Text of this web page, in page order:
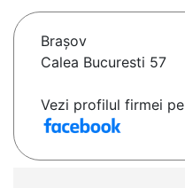
Braşov
Calea Bucuresti 57
Vezi profilul firmei pe